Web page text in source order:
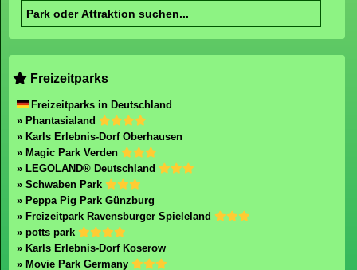
Freizeitparks
Freizeitparks in Deutschland
» Phantasialand
» Karls Erlebnis-Dorf Oberhausen
» Magic Park Verden
» LEGOLAND® Deutschland
» Schwaben Park
» Peppa Pig Park Günzburg
» Freizeitpark Ravensburger Spieleland
» potts park
» Karls Erlebnis-Dorf Koserow
» Movie Park Germany